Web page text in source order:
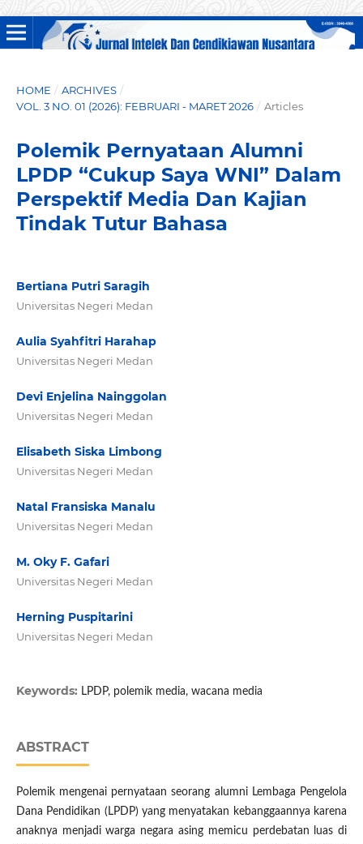
HOME / ARCHIVES /
VOL. 3 NO. 01 (2026): FEBRUARI - MARET 2026 / Articles
Polemik Pernyataan Alumni
LPDP “Cukup Saya WNI” Dalam
Perspektif Media Dan Kajian
Tindak Tutur Bahasa
Bertiana Putri Saragih
Universitas Negeri Medan
Aulia Syahfitri Harahap
Universitas Negeri Medan
Devi Enjelina Nainggolan
Universitas Negeri Medan
Elisabeth Siska Limbong
Universitas Negeri Medan
Natal Fransiska Manalu
Universitas Negeri Medan
M. Oky F. Gafari
Universitas Negeri Medan
Herning Puspitarini
Universitas Negeri Medan
Keywords: LPDP, polemik media, wacana media
ABSTRACT
Polemik mengenai pernyataan seorang alumni Lembaga Pengelola
Dana Pendidikan (LPDP) yang menyatakan kebanggaannya karena
anaknya menjadi warga negara asing memicu perdebatan luas di